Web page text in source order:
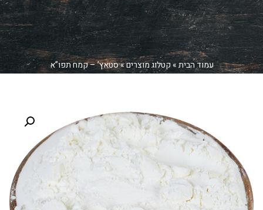
עמוד הבית»קטלוג מוצרים»סטאץ’ – קמח תפו”א